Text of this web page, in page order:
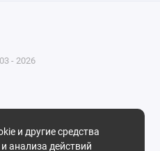
и другие средства
анализа действий
- 2026